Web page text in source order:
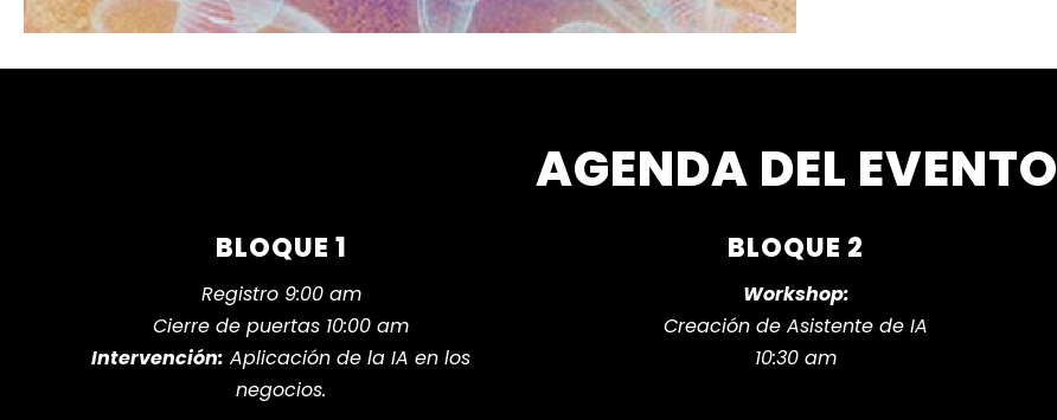
AGENDA DEL EVENTO
BLOQUE 1
Registro 9:00 am
Cierre de puertas 10:00 am
Intervención: Aplicación de la IA en los
negocios.
BLOQUE 2
Workshop:
Creación de Asistente de IA
10:30 am